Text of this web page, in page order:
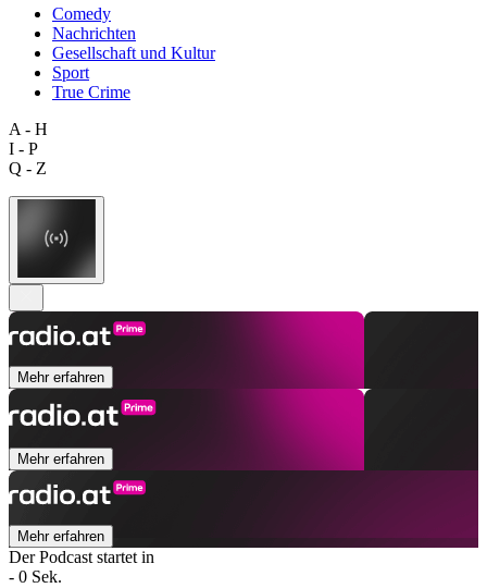
Comedy
Nachrichten
Gesellschaft und Kultur
Sport
True Crime
A - H
I - P
Q - Z
Mehr erfahren
Mehr erfahren
Mehr erfahren
Der Podcast startet in
- 0 Sek.